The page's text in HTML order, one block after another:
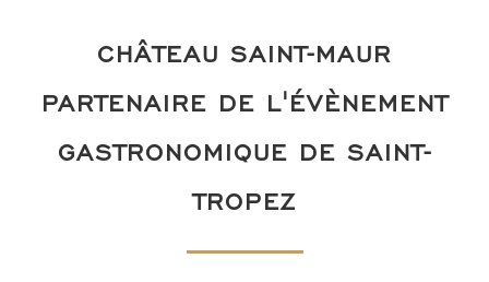
CHÂTEAU SAINT-MAUR
PARTENAIRE DE L'ÉVÈNEMENT
GASTRONOMIQUE DE SAINT-
TROPEZ